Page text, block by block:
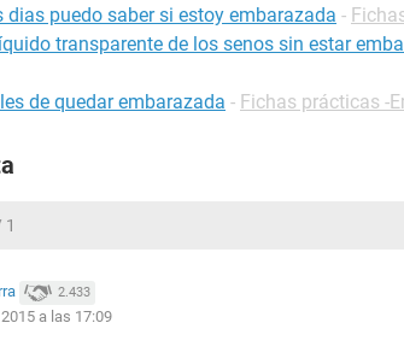
dias puedo saber si estoy embarazada -
transparente de los senos sin estar
de quedar embarazada - Fichas prácticas -
1
2.433
a las 17:09